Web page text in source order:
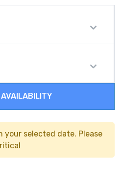
AVAILABILITY
your selected date. Please